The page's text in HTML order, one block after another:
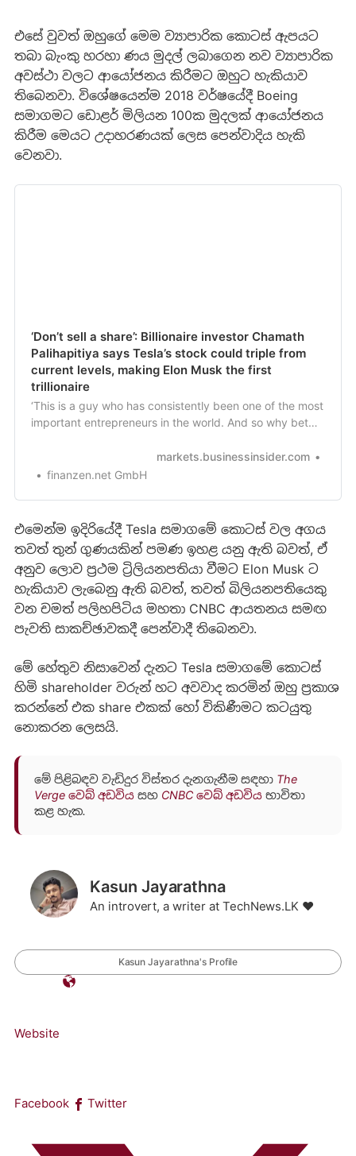
එසේ වුවත් ඔහුගේ මෙම ව්‍යාපාරික කොටස් ඇපයට
තබා බැංකු හරහා ණය මුදල් ලබාගෙන නව ව්‍යාපාරික
අවස්ථා වලට ආයෝජනය කිරීමට ඔහුට හැකියාව
තිබෙනවා. විශේෂයෙන්ම 2018 වර්ෂයේදී Boeing
සමාගමට ඩොළර් මිලියන 100ක මුදලක් ආයෝජනය
කිරීම මෙයට උදාහරණයක් ලෙස පෙන්වාදිය හැකි
වෙනවා.
‘Don’t sell a share’: Billionaire investor Chamath
Palihapitiya says Tesla’s stock could triple from
current levels, making Elon Musk the first
trillionaire
‘This is a guy who has consistently been one of the most
important entrepreneurs in the world. And so why bet
markets.businessinsider.com
finanzen.net GmbH
එමෙන්ම ඉදිරියේදී Tesla සමාගමේ කොටස් වල අගය
තවත් තුන් ගුණයකින් පමණ ඉහළ යනු ඇති බවත්, ඒ
අනුව ලොව ප්‍රථම ට්‍රිලියනපතියා වීමට Elon Musk ට
හැකියාව ලැබෙනු ඇති බවත්, තවත් බිලියනපතියෙකු
වන චමත් පලිහපිටිය මහතා CNBC ආයතනය සමඟ
පැවති සාකච්ඡාවකදී පෙන්වාදී තිබෙනවා.
මේ හේතුව නිසාවෙන් දැනට Tesla සමාගමේ කොටස්
හිමි shareholder වරුන් හට අවවාද කරමින් ඔහු ප්‍රකාශ
කරන්නේ එක share එකක් හෝ විකිණීමට කටයුතු
නොකරන ලෙසයි.
මේ පිළිබඳව වැඩිදුර විස්තර දැනගැනීම සඳහා The
Verge වෙබ් අඩවියසහ CNBC වෙබ් අඩවියභාවිතා
කළ හැක.
Kasun Jayarathna
An introvert, a writer at TechNews.LK ❤️
Kasun Jayarathna's Profile
Website
Facebook Twitter